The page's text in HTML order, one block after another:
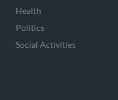
Health
Politics
Social Activities